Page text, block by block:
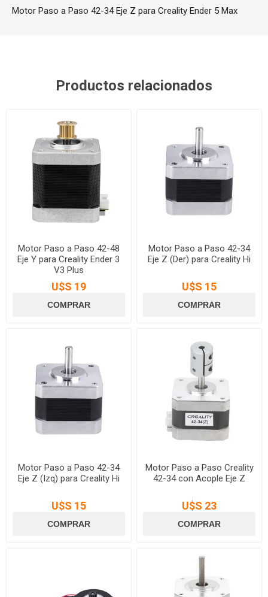
Motor Paso a Paso 42-34 Eje Z para Creality Ender 5 Max
Productos relacionados
Motor Paso a Paso 42-48
Eje Y para Creality Ender 3
V3 Plus
U$S 19
Motor Paso a Paso 42-34
Eje Z (Der) para Creality Hi
U$S 15
Motor Paso a Paso 42-34
Eje Z (Izq) para Creality Hi
U$S 15
Motor Paso a Paso Creality
42-34 con Acople Eje Z
U$S 23